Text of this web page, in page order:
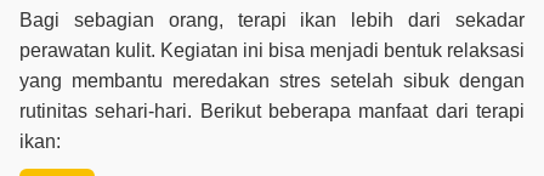
Bagi sebagian orang, terapi ikan lebih dari sekadar
perawatan kulit. Kegiatan ini bisa menjadi bentuk relaksasi
yang membantu meredakan stres setelah sibuk dengan
rutinitas sehari-hari. Berikut beberapa manfaat dari terapi
ikan: